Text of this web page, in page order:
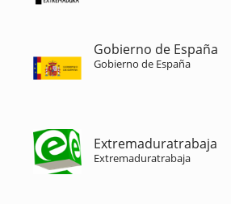
Gobierno de España
Gobierno de España
Extremaduratrabaja
Extremaduratrabaja